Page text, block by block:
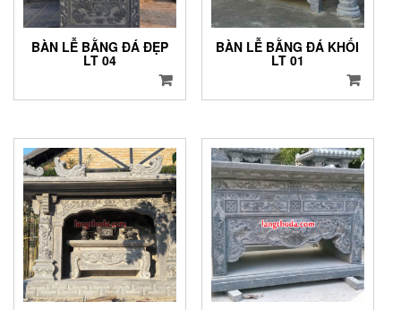
BÀN LỄ BẰNG ĐÁ ĐẸP
LT 04
BÀN LỄ BẰNG ĐÁ KHỐI
LT 01